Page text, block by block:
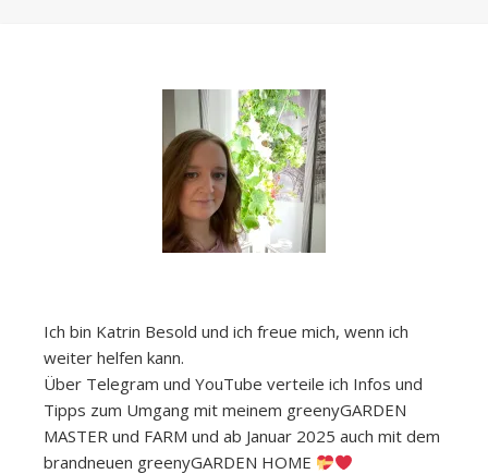
Ich bin Katrin Besold und ich freue mich, wenn ich
weiter helfen kann.
Über Telegram und YouTube verteile ich Infos und
Tipps zum Umgang mit meinem greenyGARDEN
MASTER und FARM und ab Januar 2025 auch mit dem
brandneuen greenyGARDEN HOME